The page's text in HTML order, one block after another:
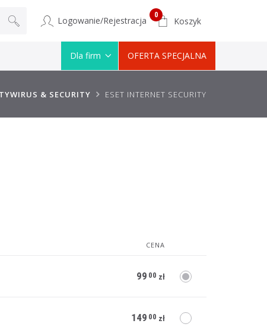
Logowanie/Rejestracja
0
Koszyk
Dla firm OFERTA SPECJALNA
& SECURITY ESET INTERNET SECURITY
CENA
99 00 zł
149 00 zł